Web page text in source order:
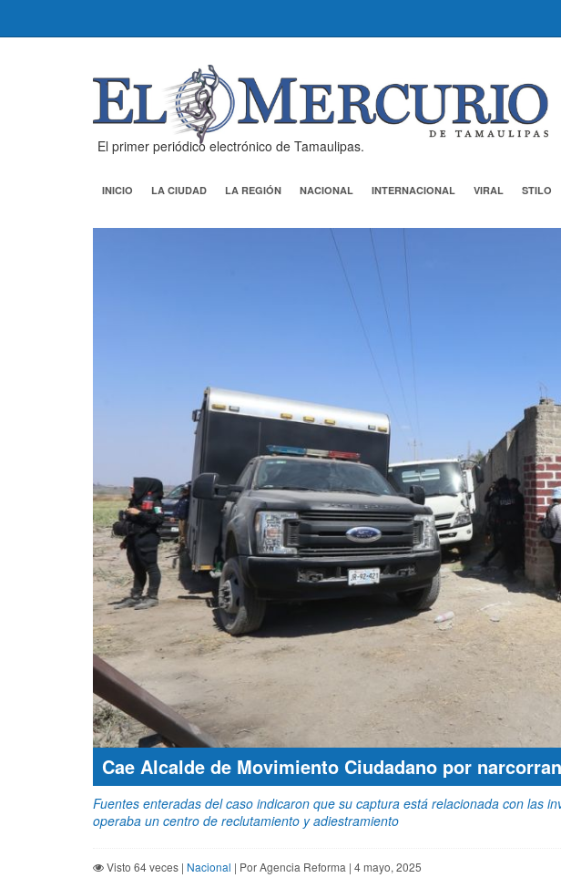
El primer periódico electrónico de Tamaulipas.
INICIO LA CIUDAD LA REGIÓN NACIONAL INTERNACIONAL VIRAL STILO
Cae Alcalde de Movimiento Ciudadano por
Fuentes enteradas del caso indicaron que su captura está relacionada con las
operaba un centro de reclutamiento y adiestramiento
Visto 64 veces | Nacional | Por Agencia Reforma | 4 mayo, 2025